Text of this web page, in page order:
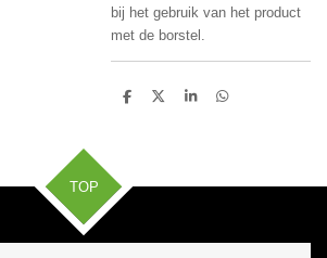
bij het gebruik van het product
met de borstel.
D
D
S
D
TOP